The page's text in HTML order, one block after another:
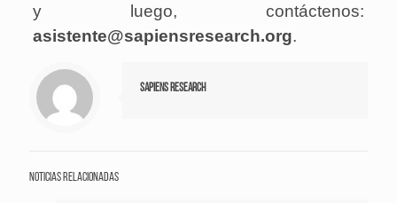
y luego, contáctenos:
asistente@sapiensresearch.org.
Sapiens Research
Noticias relacionadas